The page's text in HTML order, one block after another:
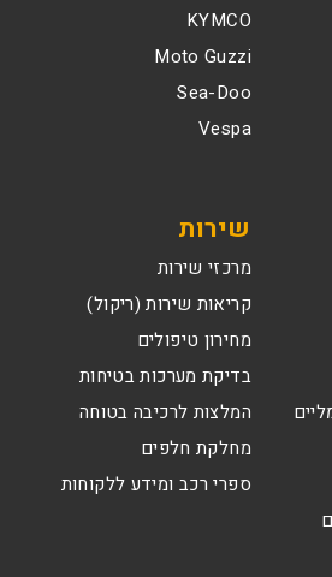
KYMCO
Moto Guzzi
Sea-Doo
Vespa
שירות
מרכזי שירות
קריאות שירות (ריקול)
מחירון טיפולים
בדיקת מערכות בטיחות
המלצות לרכיבה בטוחה
מחלקת חלפים
ספרי רכב ומידע ללקוחות